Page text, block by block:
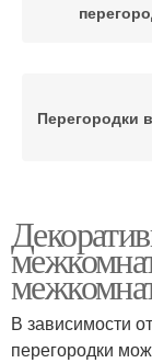
Перегородки
Красивые
В зависимости
перегородки